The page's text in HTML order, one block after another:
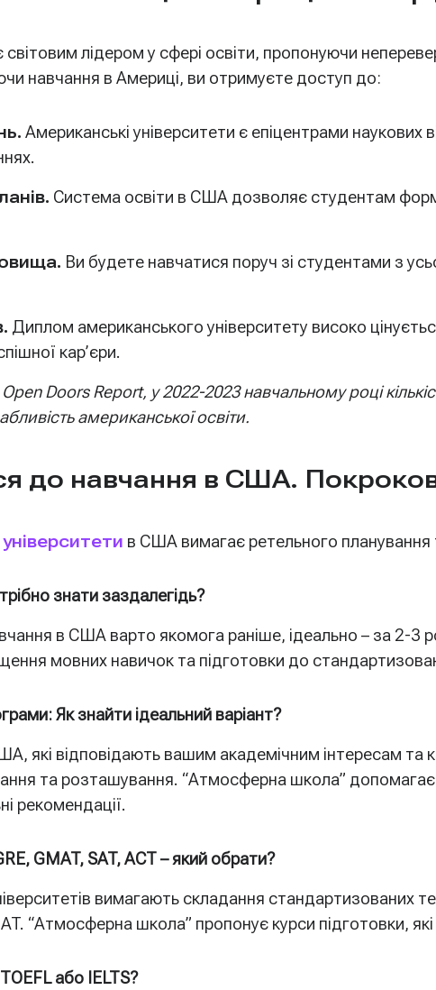
лідером у сфері освіти, пропонуючи
навчання в Америці, ви отримуєте доступ до:
Американські університети є епіцентрами
Система освіти в США дозволяє студентам
Ви будете навчатися поруч зі студентами з
Диплом американського університету високо
кар’єри.
Doors Report, у 2022-2023 навчальному році
американської освіти.
до навчання в США.
в США вимагає ретельного планування
знати заздалегідь?
в США варто якомога раніше, ідеально – за 2-
мовних навичок та підготовки до
Як знайти ідеальний варіант?
які відповідають вашим академічним інтересам та
та розташування. “Атмосферна школа”
рекомендації.
GMAT, SAT, ACT – який обрати?
вимагають складання стандартизованих
“Атмосферна школа” пропонує курси підготовки,
або IELTS?